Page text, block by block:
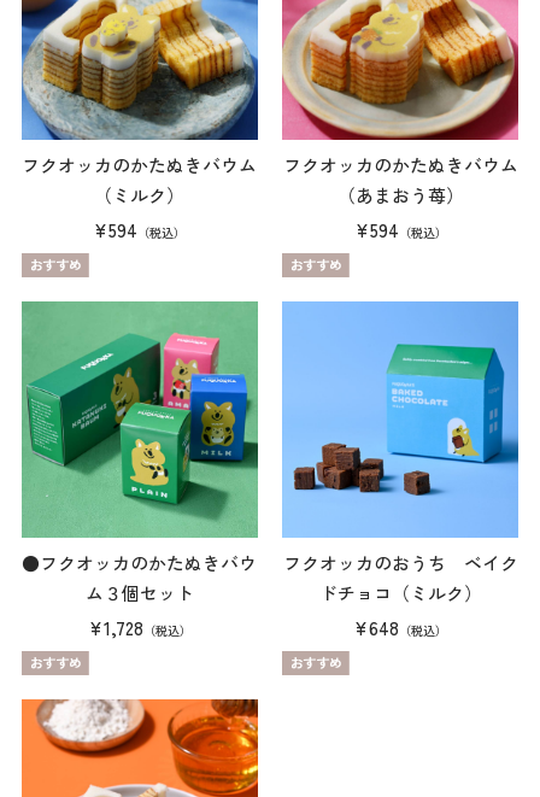
フクオッカのかたぬきバウム
（ミルク）
¥594 （税込）
フクオッカのかたぬきバウム
（あまおう苺）
¥594 （税込）
●フクオッカのかたぬきバウ
ム３個セット
¥1,728 （税込）
フクオッカのおうち ベイク
ドチョコ（ミルク）
¥648 （税込）